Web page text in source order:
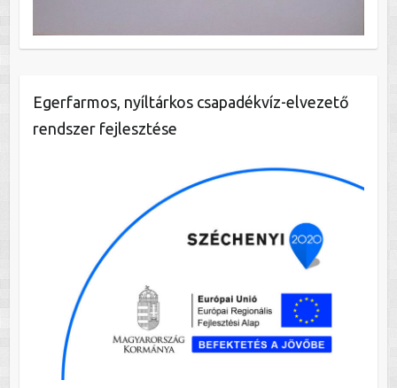
Egerfarmos, nyíltárkos csapadékvíz-elvezető
rendszer fejlesztése